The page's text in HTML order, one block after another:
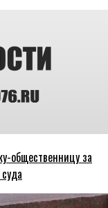
общественницу за